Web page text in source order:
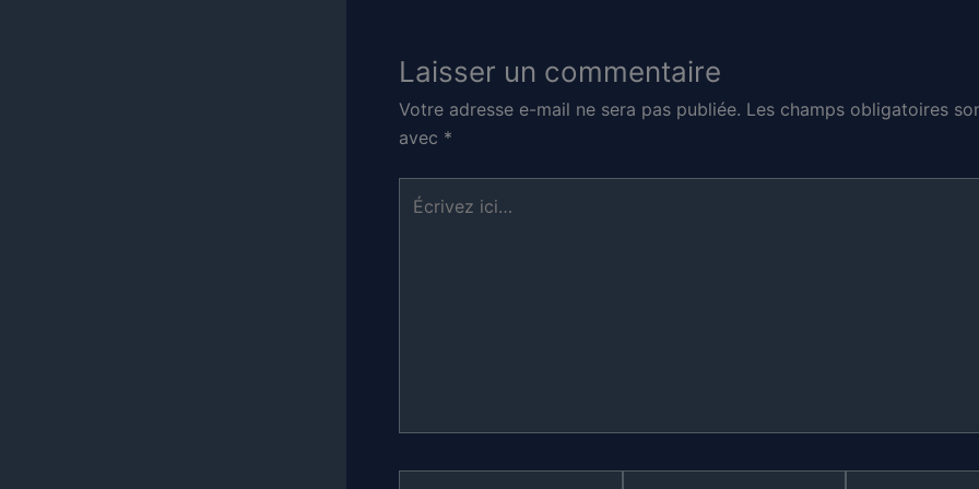
Laisser un commentaire
Votre adresse e-mail ne sera pas publiée. Les champs obligatoires
avec *
Écrivez
ici…